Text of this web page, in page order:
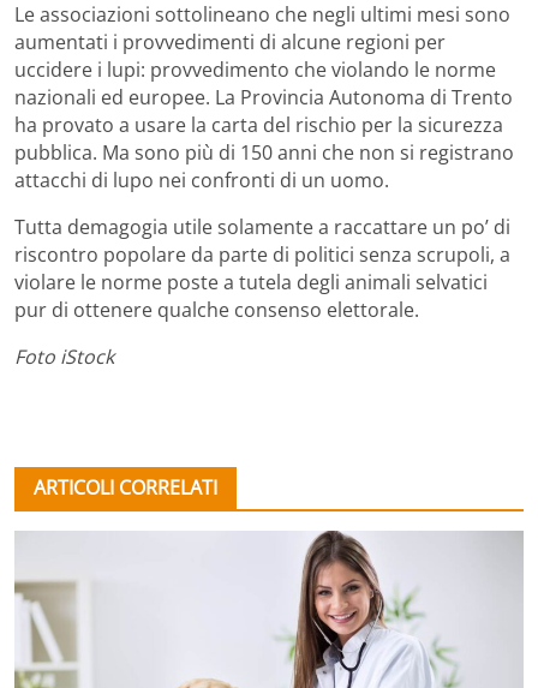
Le associazioni sottolineano che negli ultimi mesi sono
aumentati i provvedimenti di alcune regioni per
uccidere i lupi: provvedimento che violando le norme
nazionali ed europee. La Provincia Autonoma di Trento
ha provato a usare la carta del rischio per la sicurezza
pubblica. Ma sono più di 150 anni che non si registrano
attacchi di lupo nei confronti di un uomo.
Tutta demagogia utile solamente a raccattare un po’ di
riscontro popolare da parte di politici senza scrupoli, a
violare le norme poste a tutela degli animali selvatici
pur di ottenere qualche consenso elettorale.
Foto iStock
ARTICOLI CORRELATI